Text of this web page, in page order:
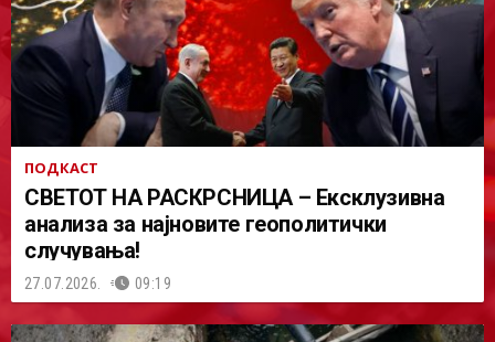
ПОДКАСТ
СВЕТОТ НА РАСКРСНИЦА – Ексклузивна
анализа за најновите геополитички
случувања!
27.07.2026. 09:19